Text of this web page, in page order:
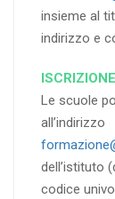
insieme al
indirizzo e
Le scuole
all’indirizzo
dell’istituto
codice